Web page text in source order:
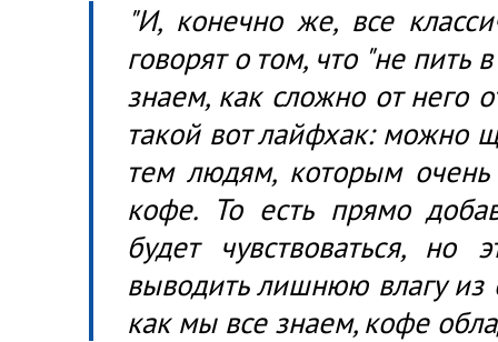
"И, конечно же, все
говорят о том, что "не
знаем, как сложно от него
такой вот лайфхак: можно
тем людям, которым очень
кофе. То есть прямо
будет чувствоваться,
выводить лишнюю влагу из
как мы все знаем, кофе